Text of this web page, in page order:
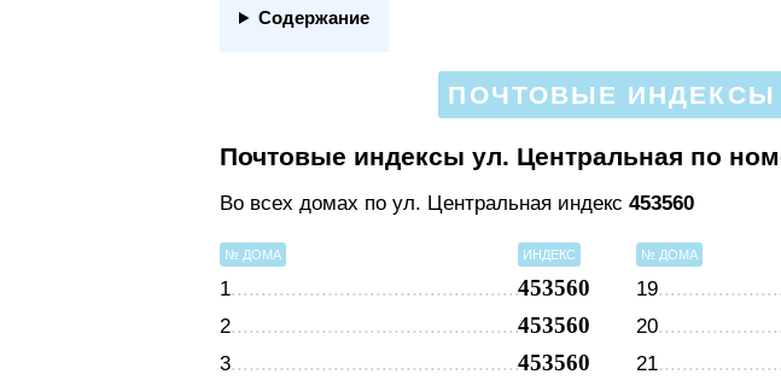
Содержание
ПОЧТОВЫЕ ИНДЕКСЫ
Почтовые индексы ул. Центральная по
Во всех домах по ул. Центральная индекс 453560
№ ДОМА ИНДЕКС
1 453560
2 453560
3 453560
№ ДОМА
19
20
21